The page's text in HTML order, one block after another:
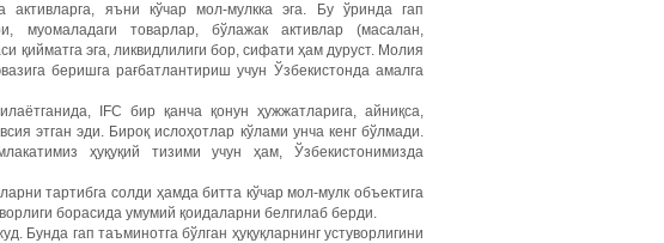
яъни кўчар мол-мулкка эга. Бу ўринда гап
муомаладаги товарлар, бўлажак активлар (масалан,
қийматга эга, ликвидлилиги бор, сифати ҳам дуруст. Молия
беришга рағбатлантириш учун Ўзбекистонда амалга
IFC бир қанча қонун ҳужжатларига, айниқса,
этган эди. Бироқ ислоҳотлар кўлами унча кенг бўлмади.
ҳуқуқий тизими учун ҳам, Ўзбекистонимизда
тартибга солди ҳамда битта кўчар мол-мулк объектига
борасида умумий қоидаларни белгилаб берди.
Бунда гап таъминотга бўлган ҳуқуқларнинг устуворлигини